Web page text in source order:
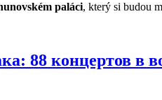
paláci, který si budou
88 концертов в